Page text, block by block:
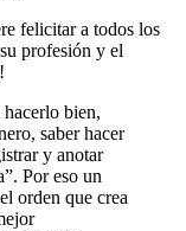
felicitar a todos los
profesión y el
bien,
saber hacer
y anotar
Por eso un
orden que crea